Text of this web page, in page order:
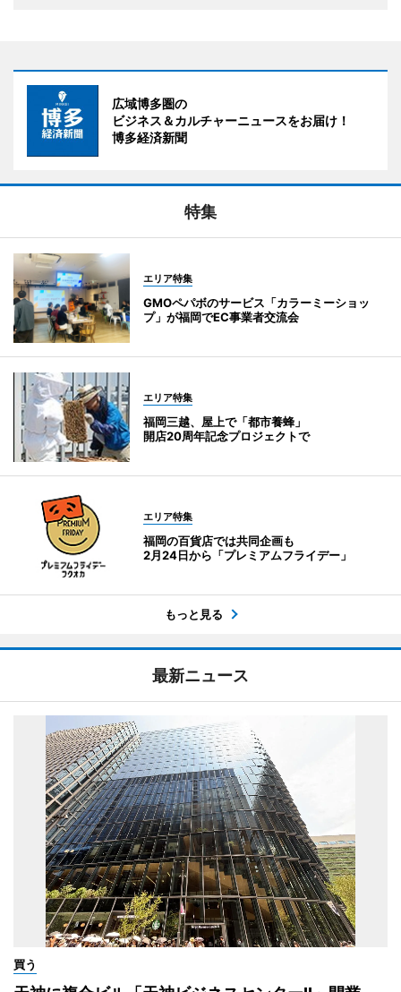
広域博多圏の
ビジネス＆カルチャーニュースをお届け！
博多経済新聞
特集
エリア特集
GMOペパボのサービス「カラーミーショッ
プ」が福岡でEC事業者交流会
エリア特集
福岡三越、屋上で「都市養蜂」
開店20周年記念プロジェクトで
エリア特集
福岡の百貨店では共同企画も
2月24日から「プレミアムフライデー」
もっと見る
最新ニュース
買う